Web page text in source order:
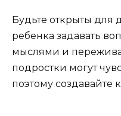
Будьте открыты для
ребенка задавать
мыслями и
подростки могут
поэтому создавайте